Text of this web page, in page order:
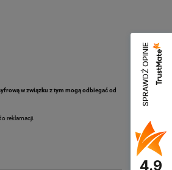
w związku z tym mogą odbiegać od
reklamacji.
SPRAWDŹ OPINIE
4.9